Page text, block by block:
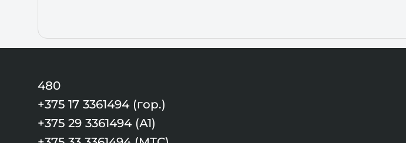
480
+375 17 3361494 (гор.)
+375 29 3361494 (А1)